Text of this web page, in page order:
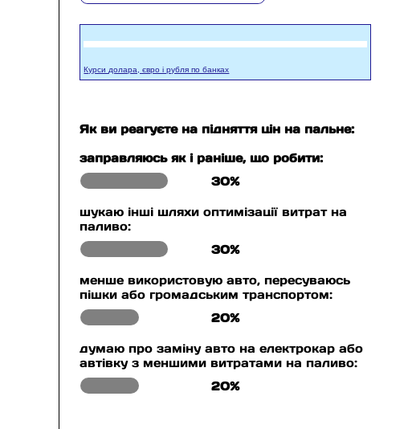
Курси долара, євро і рубля по банках
Як ви реагуєте на підняття цін на пальне:
заправляюсь як і раніше, що робити:
30%
шукаю інші шляхи оптимізації витрат на
паливо:
30%
менше використовую авто, пересуваюсь
пішки або громадським транспортом:
20%
думаю про заміну авто на електрокар або
автівку з меншими витратами на паливо:
20%